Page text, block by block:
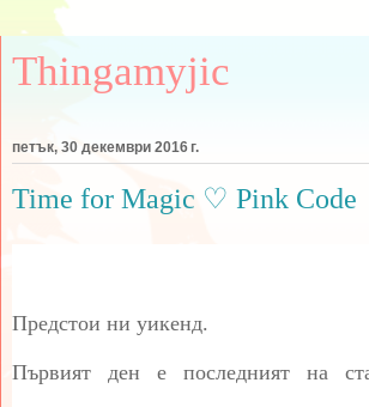
Thingamyjic
петък, 30 декември 2016 г.
Time for Magic ♡ Pink Code
Предстои ни уикенд.
Първият ден е последният на